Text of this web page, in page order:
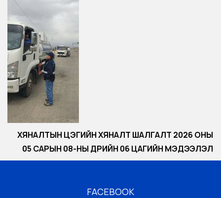
ХЯНАЛТЫН ЦЭГИЙН ХЯНАЛТ ШАЛГАЛТ 2026 ОНЫ
05 САРЫН 08-НЫ ӨДРИЙН 06 ЦАГИЙН МЭДЭЭЛЭЛ
FACEBOOK